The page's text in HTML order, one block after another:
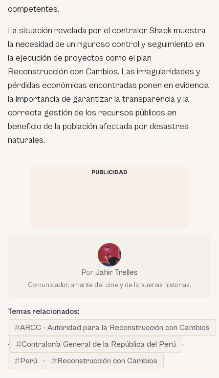
competentes.
La situación revelada por el contralor Shack muestra
la necesidad de un riguroso control y seguimiento en
la ejecución de proyectos como el plan
Reconstrucción con Cambios. Las irregularidades y
pérdidas económicas encontradas ponen en evidencia
la importancia de garantizar la transparencia y la
correcta gestión de los recursos públicos en
beneficio de la población afectada por desastres
naturales.
PUBLICIDAD
Por Jahir Trelles
Comunicador, amante del cine y de la buenas historias.
Temas relacionados:
ARCC - Autoridad para la Reconstrucción con Cambios
·
Contraloría General de la República del Perú
·
Perú
· Reconstrucción con Cambios